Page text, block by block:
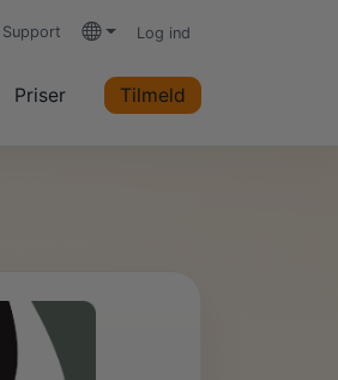
Support Sprog Log ind
Priser Tilmeld